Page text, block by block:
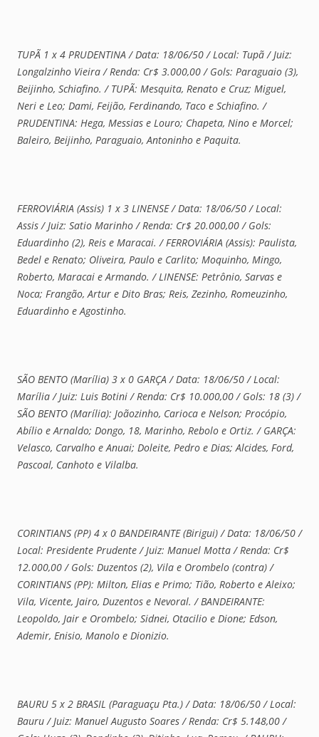
TUPÃ 1 x 4 PRUDENTINA / Data: 18/06/50 / Local: Tupã / Juiz:
Longalzinho Vieira / Renda: Cr$ 3.000,00 / Gols: Paraguaio (3),
Beijinho, Schiafino. / TUPÃ: Mesquita, Renato e Cruz; Miguel,
Neri e Leo; Dami, Feijão, Ferdinando, Taco e Schiafino. /
PRUDENTINA: Hega, Messias e Louro; Chapeta, Nino e Morcel;
Baleiro, Beijinho, Paraguaio, Antoninho e Paquita.
FERROVIÁRIA (Assis) 1 x 3 LINENSE / Data: 18/06/50 / Local:
Assis / Juiz: Satio Marinho / Renda: Cr$ 20.000,00 / Gols:
Eduardinho (2), Reis e Maracai. / FERROVIÁRIA (Assis): Paulista,
Bedel e Renato; Oliveira, Paulo e Carlito; Moquinho, Mingo,
Roberto, Maracai e Armando. / LINENSE: Petrônio, Sarvas e
Noca; Frangão, Artur e Dito Bras; Reis, Zezinho, Romeuzinho,
Eduardinho e Agostinho.
SÃO BENTO (Marília) 3 x 0 GARÇA / Data: 18/06/50 / Local:
Marília / Juiz: Luis Botini / Renda: Cr$ 10.000,00 / Gols: 18 (3) /
SÃO BENTO (Marília): Joãozinho, Carioca e Nelson; Procópio,
Abílio e Arnaldo; Dongo, 18, Marinho, Rebolo e Ortiz. / GARÇA:
Velasco, Carvalho e Anuai; Doleite, Pedro e Dias; Alcides, Ford,
Pascoal, Canhoto e Vilalba.
CORINTIANS (PP) 4 x 0 BANDEIRANTE (Birigui) / Data: 18/06/50 /
Local: Presidente Prudente / Juiz: Manuel Motta / Renda: Cr$
12.000,00 / Gols: Duzentos (2), Vila e Orombelo (contra) /
CORINTIANS (PP): Milton, Elias e Primo; Tião, Roberto e Aleixo;
Vila, Vicente, Jairo, Duzentos e Nevoral. / BANDEIRANTE:
Leopoldo, Jair e Orombelo; Sidnei, Otacilio e Dione; Edson,
Ademir, Enisio, Manolo e Dionizio.
BAURU 5 x 2 BRASIL (Paraguaçu Pta.) / Data: 18/06/50 / Local:
Bauru / Juiz: Manuel Augusto Soares / Renda: Cr$ 5.148,00 /